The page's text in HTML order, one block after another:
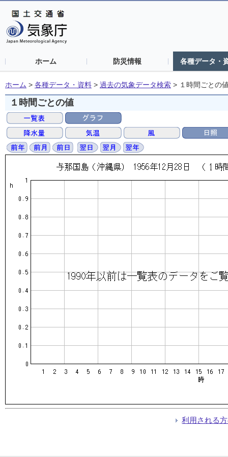
ホーム 防災情報 各種データ・
ホーム > 各種データ・資料 > 過去の気象データ検索 > １時間ごとの
１時間ごとの値
利用される